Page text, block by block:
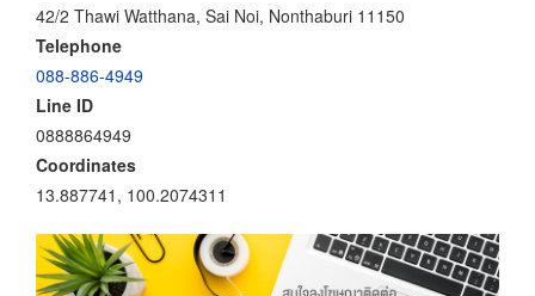
42/2 Thawi Watthana, Sai Noi, Nonthaburi 11150
Telephone
088-886-4949
Line ID
0888864949
Coordinates
13.887741, 100.2074311